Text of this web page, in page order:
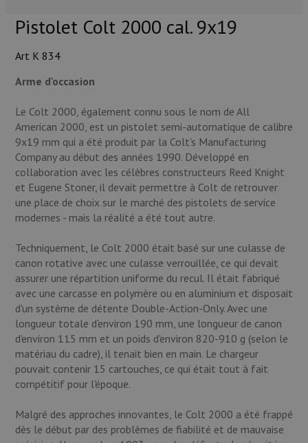
Pistolet Colt 2000 cal. 9x19
Art K 834
Arme d'occasion
Le Colt 2000, également connu sous le nom de All
American 2000, est un pistolet semi-automatique de calibre
9x19 mm qui a été produit par la Colt's Manufacturing
Company au début des années 1990. Développé en
collaboration avec les célèbres constructeurs Reed Knight
et Eugene Stoner, il devait permettre à Colt de retrouver
une place de choix sur le marché des pistolets de service
modernes - mais la réalité a été tout autre.
Techniquement, le Colt 2000 était basé sur une culasse de
canon rotative avec une culasse verrouillée, ce qui devait
assurer une répartition uniforme du recul. Il était fabriqué
avec une carcasse en polymère ou en aluminium et disposait
d'un système de détente Double-Action-Only. Avec une
longueur totale d'environ 190 mm, une longueur de canon
d'environ 115 mm et un poids d'environ 820-910 g (selon le
matériau du cadre), il tenait bien en main. Le chargeur
pouvait contenir 15 cartouches, ce qui était tout à fait
compétitif pour l'époque.
Malgré des approches innovantes, le Colt 2000 a été frappé
dès le début par des problèmes de fiabilité et de mauvaise
Lampes et accessoires